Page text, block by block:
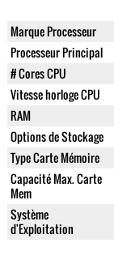
Marque Processeur
Processeur Principal
# Cores CPU
Vitesse horloge CPU
RAM
Options de Stockage
Type Carte Mémoire
Capacité Max. Carte
Mem
Système
d'Exploitation